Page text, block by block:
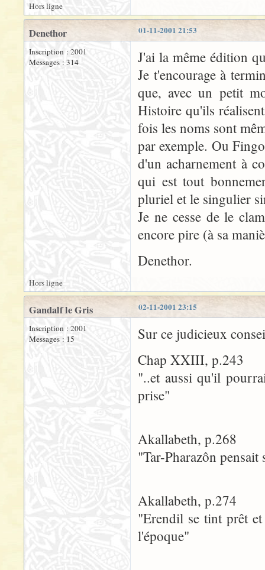
Hors ligne
01-11-2001 21:53
Denethor
Inscription : 2001
Messages : 314
J'ai la même édition
Je t'encourage à
que, avec un petit
Histoire qu'ils
fois les noms sont
par exemple. Ou
d'un acharnement à
qui est tout
pluriel et le singulier
Je ne cesse de le
encore pire (à sa
Denethor.
Hors ligne
02-11-2001 23:15
Gandalf le Gris
Inscription : 2001
Messages : 15
Sur ce judicieux
Chap XXIII, p.243
"..et aussi qu'il
prise"
Akallabeth, p.268
"Tar-Pharazôn
Akallabeth, p.274
"Erendil se tint prêt et
l'époque"